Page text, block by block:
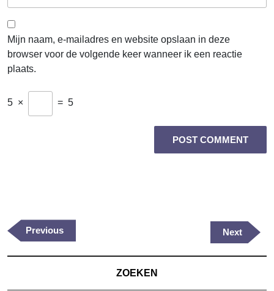
Mijn naam, e-mailadres en website opslaan in deze
browser voor de volgende keer wanneer ik een reactie
plaats.
5 × = 5
Previous
Post
Previous
Next
Post
Next
ZOEKEN